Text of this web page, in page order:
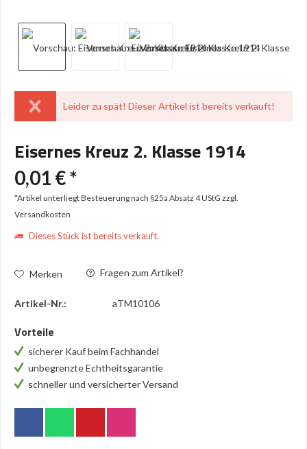
Leider zu spät! Dieser Artikel ist bereits verkauft!
Eisernes Kreuz 2. Klasse 1914
0,01 € *
*Artikel unterliegt Besteuerung nach §25a Absatz 4 UStG zzgl.
Versandkosten
Dieses Stück ist bereits verkauft.
Merken Fragen zum Artikel?
Artikel-Nr.: aTM10106
Vorteile
sicherer Kauf beim Fachhandel
unbegrenzte Echtheitsgarantie
schneller und versicherter Versand